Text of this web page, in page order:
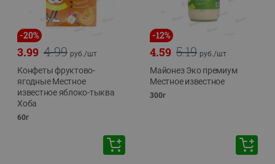
-20%
4.99
3.99 руб./шт
Конфеты фруктово-
ягодные Местное
известное яблоко-тыква
Хоба
60г
-12%
5.19
4.59 руб./шт
Майонез Эко премиум
Местное известное
300г